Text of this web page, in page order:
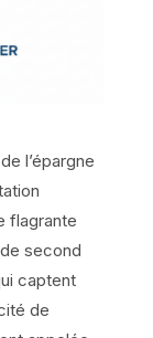
l’épargne
flagrante
second
captent
de